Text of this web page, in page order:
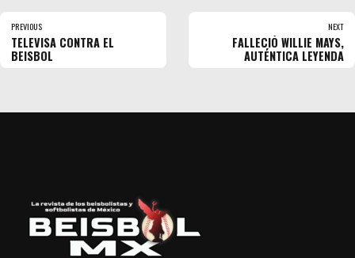
PREVIOUS
TELEVISA CONTRA EL
BEISBOL
NEXT
FALLECIÓ WILLIE MAYS,
AUTÉNTICA LEYENDA